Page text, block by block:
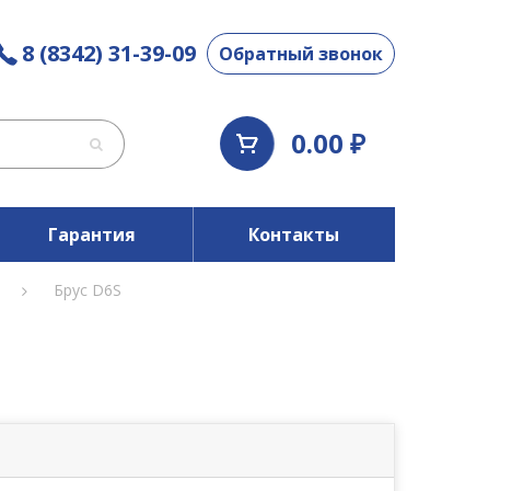
8 (8342) 31-39-09 Обратный звонок
0.00 ₽
Гарантия Контакты
Брус D6S